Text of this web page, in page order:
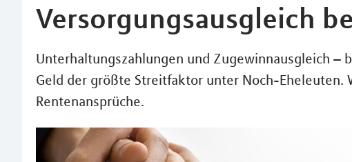
Versorgungsausgleich
Unterhaltungszahlungen und Zugewinnausgleich –
Geld der größte Streitfaktor unter Noch-Eheleuten.
Rentenansprüche.